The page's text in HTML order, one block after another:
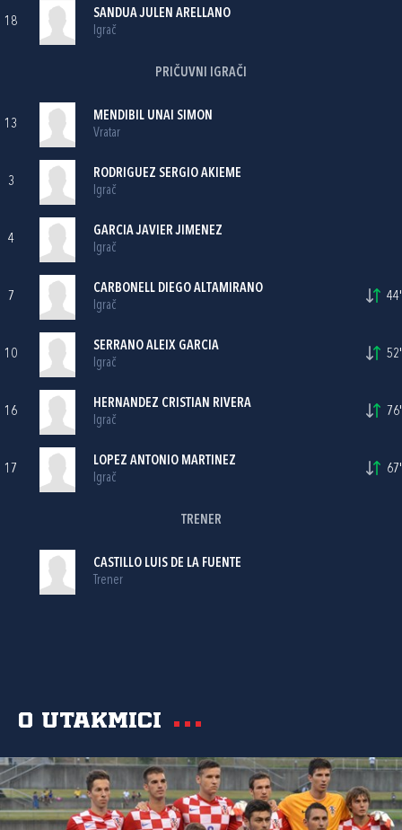
18
SANDUA JULEN ARELLANO
Igrač
PRIČUVNI IGRAČI
13
MENDIBIL UNAI SIMON
Vratar
3
RODRIGUEZ SERGIO AKIEME
Igrač
4
GARCIA JAVIER JIMENEZ
Igrač
7
CARBONELL DIEGO ALTAMIRANO
Igrač
44'
10
SERRANO ALEIX GARCIA
Igrač
52'
16
HERNANDEZ CRISTIAN RIVERA
Igrač
76'
17
LOPEZ ANTONIO MARTINEZ
Igrač
67'
TRENER
CASTILLO LUIS DE LA FUENTE
Trener
O utakmici